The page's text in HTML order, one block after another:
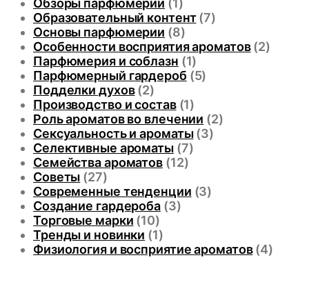
Обзоры парфюмерии (1)
Образовательный контент(7)
Основы парфюмерии (8)
Особенности восприятия ароматов(2)
Парфюмерия и соблазн (1)
Парфюмерный гардероб (5)
Подделки духов(2)
Производство и состав(1)
Роль ароматов во влечении (2)
Сексуальность и ароматы(3)
Селективные ароматы(7)
Семейства ароматов(12)
Советы (27)
Современные тенденции (3)
Создание гардероба(3)
Торговые марки (10)
Тренды и новинки (1)
Физиология и восприятие ароматов(4)